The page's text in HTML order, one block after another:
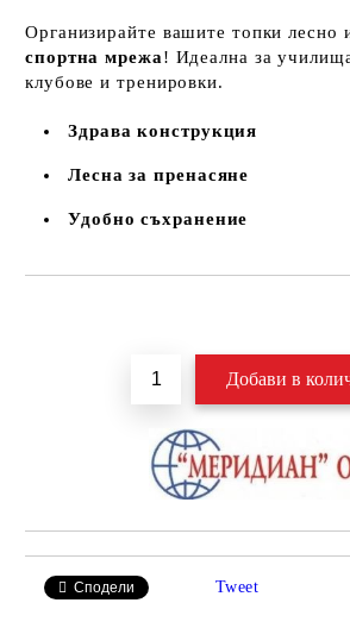
Организирайте вашите топки лесно
спортна мрежа! Идеална за
клубове и тренировки.
Здрава конструкция
Лесна за пренасяне
Удобно съхранение
Сподели Tweet